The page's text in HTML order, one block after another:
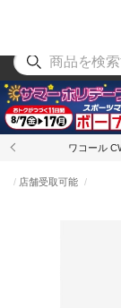
ワコール
店舗受取可能